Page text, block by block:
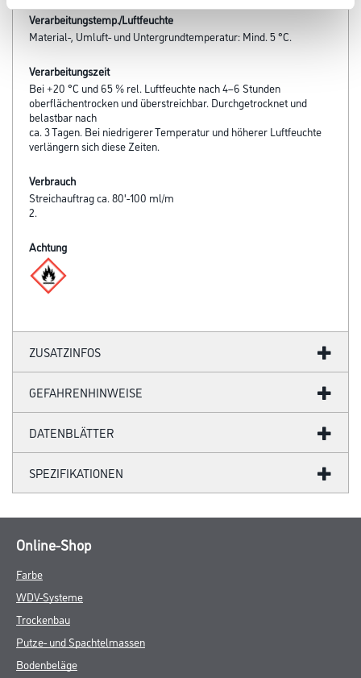
Verarbeitungstemp./Luftfeuchte
Material-, Umluft- und Untergrundtemperatur: Mind. 5 °C.
Verarbeitungszeit
Bei +20 °C und 65 % rel. Luftfeuchte nach 4–6 Stunden
oberflächentrocken und überstreichbar. Durchgetrocknet und
belastbar nach
ca. 3 Tagen. Bei niedrigerer Temperatur und höherer Luftfeuchte
verlängern sich diese Zeiten.
Verbrauch
Streichauftrag ca. 80'-100 ml/m
2.
Achtung
ZUSATZINFOS
GEFAHRENHINWEISE
DATENBLÄTTER
SPEZIFIKATIONEN
Online-Shop
Farbe
WDV-Systeme
Trockenbau
Putze- und Spachtelmassen
Bodenbeläge